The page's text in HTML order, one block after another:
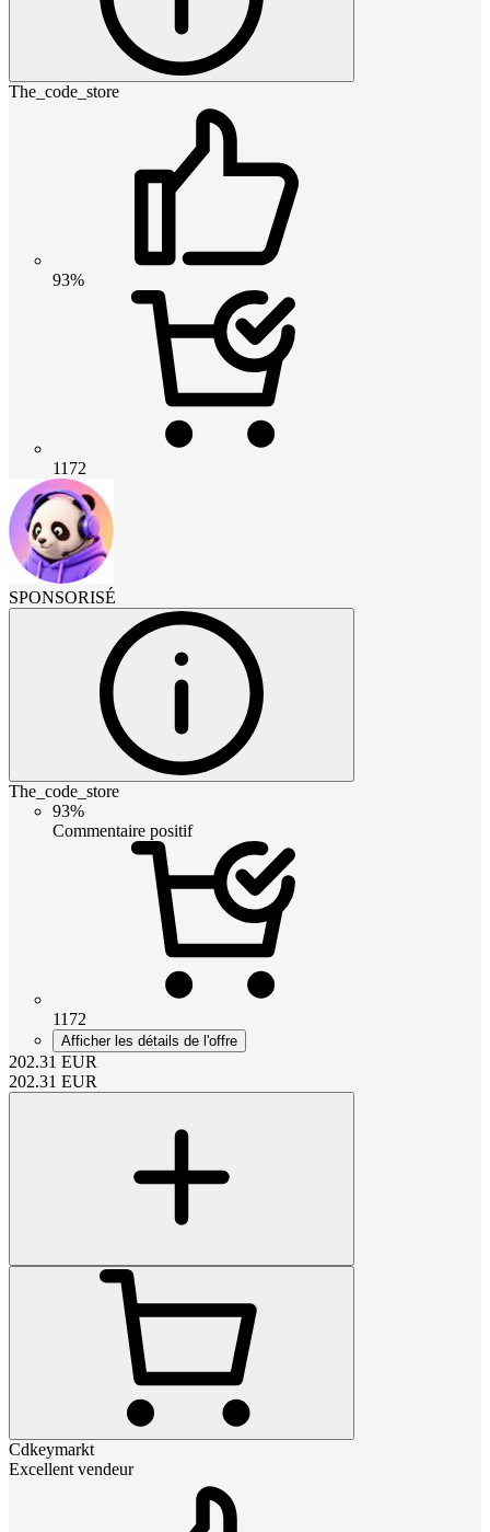
The_code_store
93%
1172
SPONSORISÉ
The_code_store
93%
Commentaire positif
1172
Afficher les détails de l'offre
202.31 EUR
202.31 EUR
Cdkeymarkt
Excellent vendeur